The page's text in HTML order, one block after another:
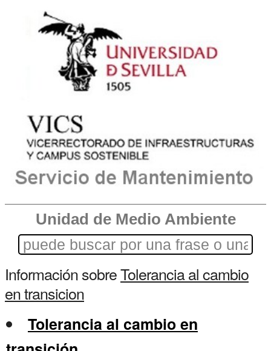
Unidad de Medio Ambiente
Información sobreTolerancia al cambio
en transicion
Tolerancia al cambio en